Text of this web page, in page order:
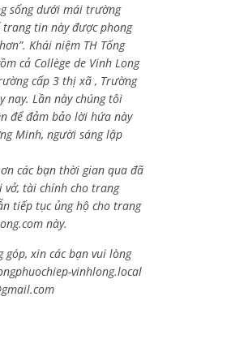
sống dưới mái trường
trang tin này được phong
Khái niệm TH Tống
cả Collège de Vinh Long
cấp 3 thị xã , Trường
nay. Lần này chúng tôi
để đảm bảo lời hứa này
Minh, người sáng lập
các bạn thời gian qua đã
vở, tài chính cho trang
tiếp tục ủng hộ cho trang
này.
góp, xin các bạn vui lòng
vinhlong.local